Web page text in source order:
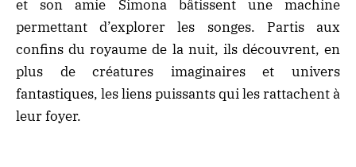
et son amie Simona bâtissent une machine
permettant d’explorer les songes. Partis aux
confins du royaume de la nuit, ils découvrent, en
plus de créatures imaginaires et univers
fantastiques, les liens puissants qui les rattachent à
leur foyer.